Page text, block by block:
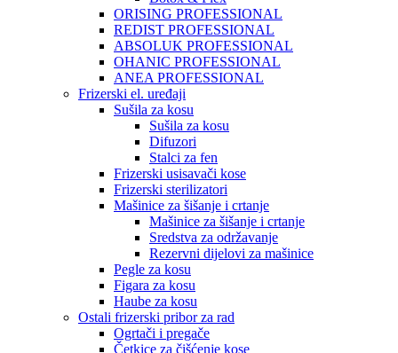
ORISING PROFESSIONAL
REDIST PROFESSIONAL
ABSOLUK PROFESSIONAL
OHANIC PROFESSIONAL
ANEA PROFESSIONAL
Frizerski el. uređaji
Sušila za kosu
Sušila za kosu
Difuzori
Stalci za fen
Frizerski usisavači kose
Frizerski sterilizatori
Mašinice za šišanje i crtanje
Mašinice za šišanje i crtanje
Sredstva za održavanje
Rezervni dijelovi za mašinice
Pegle za kosu
Figara za kosu
Haube za kosu
Ostali frizerski pribor za rad
Ogrtači i pregače
Četkice za čišćenje kose